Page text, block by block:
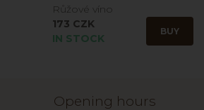
Růžové víno
173 CZK
IN STOCK
BUY
Opening hours